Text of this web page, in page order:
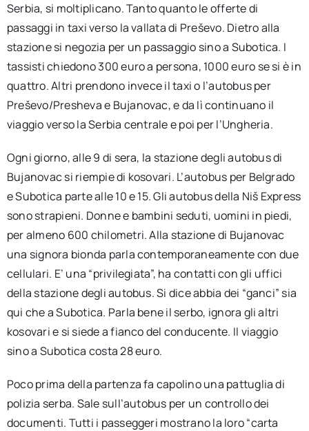
Serbia, si moltiplicano. Tanto quanto le offerte di
passaggi in taxi verso la vallata di Preševo. Dietro alla
stazione si negozia per un passaggio sino a Subotica. I
tassisti chiedono 300 euro a persona, 1000 euro se si è in
quattro. Altri prendono invece il taxi o l’autobus per
Preševo/Presheva e Bujanovac, e da lì continuano il
viaggio verso la Serbia centrale e poi per l’Ungheria.
Ogni giorno, alle 9 di sera, la stazione degli autobus di
Bujanovac si riempie di kosovari. L’autobus per Belgrado
e Subotica parte alle 10 e 15. Gli autobus della Niš Express
sono strapieni. Donne e bambini seduti, uomini in piedi,
per almeno 600 chilometri. Alla stazione di Bujanovac
una signora bionda parla contemporaneamente con due
cellulari. E’ una “privilegiata”, ha contatti con gli uffici
della stazione degli autobus. Si dice abbia dei “ganci” sia
qui che a Subotica. Parla bene il serbo, ignora gli altri
kosovari e si siede a fianco del conducente. Il viaggio
sino a Subotica costa 28 euro.
Poco prima della partenza fa capolino una pattuglia di
polizia serba. Sale sull’autobus per un controllo dei
documenti. Tutti i passeggeri mostrano la loro “carta